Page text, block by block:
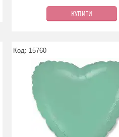
КУПИТИ
15760